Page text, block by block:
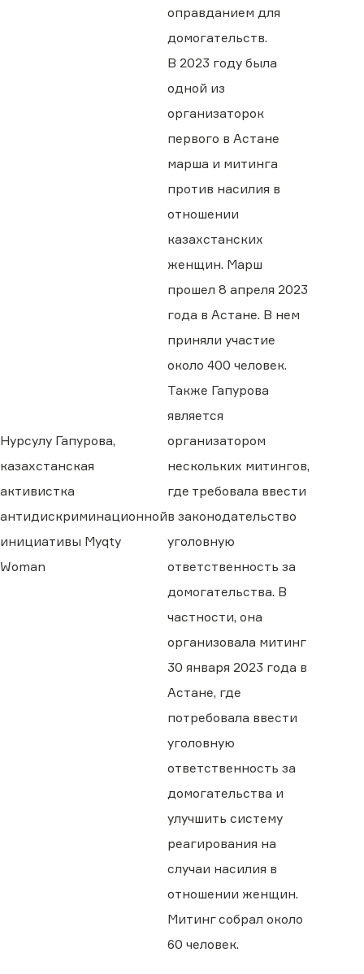
оправданием для
домогательств.
Нурсулу Гапурова,
казахстанская
активистка
антидискриминационной
инициативы Myqty
Woman
В 2023 году была
одной из
организаторок
первого в Астане
марша и митинга
против насилия в
отношении
казахстанских
женщин. Марш
прошел 8 апреля 2023
года в Астане. В нем
приняли участие
около 400 человек.
Также Гапурова
является
организатором
нескольких митингов,
где требовала ввести
в законодательство
уголовную
ответственность за
домогательства. В
частности, она
организовала митинг
30 января 2023 года в
Астане, где
потребовала ввести
уголовную
ответственность за
домогательства и
улучшить систему
реагирования на
случаи насилия в
отношении женщин.
Митинг собрал около
60 человек.